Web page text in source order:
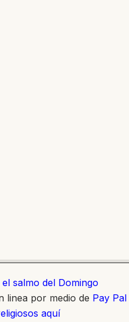
salmo del Domingo
linea por medio de Pay Pal
aquí